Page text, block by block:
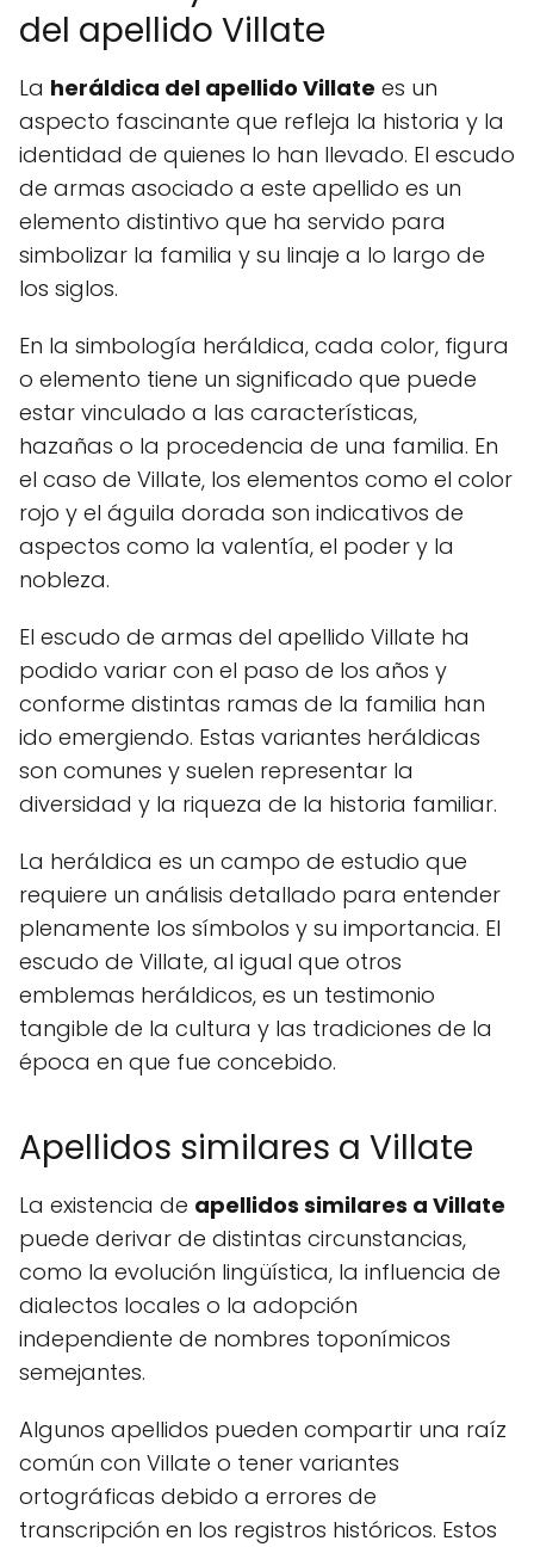
del apellido Villate
La heráldica del apellido Villate es un
aspecto fascinante que refleja la historia y la
identidad de quienes lo han llevado. El escudo
de armas asociado a este apellido es un
elemento distintivo que ha servido para
simbolizar la familia y su linaje a lo largo de
los siglos.
En la simbología heráldica, cada color, figura
o elemento tiene un significado que puede
estar vinculado a las características,
hazañas o la procedencia de una familia. En
el caso de Villate, los elementos como el color
rojo y el águila dorada son indicativos de
aspectos como la valentía, el poder y la
nobleza.
El escudo de armas del apellido Villate ha
podido variar con el paso de los años y
conforme distintas ramas de la familia han
ido emergiendo. Estas variantes heráldicas
son comunes y suelen representar la
diversidad y la riqueza de la historia familiar.
La heráldica es un campo de estudio que
requiere un análisis detallado para entender
plenamente los símbolos y su importancia. El
escudo de Villate, al igual que otros
emblemas heráldicos, es un testimonio
tangible de la cultura y las tradiciones de la
época en que fue concebido.
Apellidos similares a Villate
La existencia de apellidos similares a Villate
puede derivar de distintas circunstancias,
como la evolución lingüística, la influencia de
dialectos locales o la adopción
independiente de nombres toponímicos
semejantes.
Algunos apellidos pueden compartir una raíz
común con Villate o tener variantes
ortográficas debido a errores de
transcripción en los registros históricos. Estos